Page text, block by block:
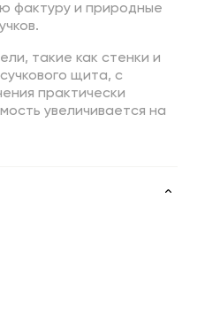
фактуру и природные
такие как стенки и
щита, с
практически
увеличивается на